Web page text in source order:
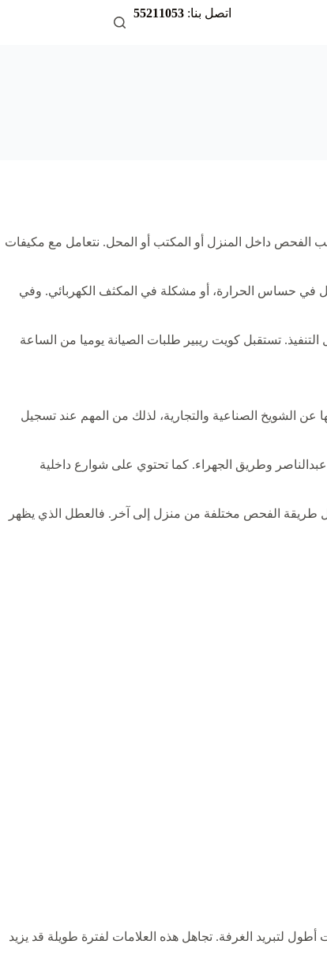
اتصل بنا: 55211053
الفحص داخل المنزل أو المكتب أو المحل. نتعامل مع مكيفات
في حساس الحرارة، أو مشكلة في المكثف الكهربائي. وفي
التنفيذ. تستقبل كويت ريبير طلبات الصيانة يوميا من الساعة
الشويخ الصناعية والتجارية، لذلك من المهم عند تسجيل
وطريق الجهراء. كما تحتوي على شوارع داخلية
طريقة الفحص مختلفة من منزل إلى آخر. فالعطل الذي يظهر
لتبريد الغرفة. تجاهل هذه العلامات لفترة طويلة قد يزيد